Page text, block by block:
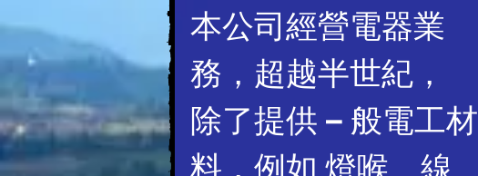
本公司經營電器業
務，超越半世紀，
除了提供 — 般電工材
料，例如 燈喉、線